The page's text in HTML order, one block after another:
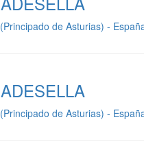
de Asturias) -
de Asturias) -